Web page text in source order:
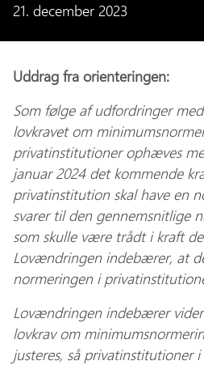
21. december 2023
Uddrag fra orienteringen:
Som følge af udfordringer
lovkravet om
privatinstitutioner ophæves
januar 2024 det kommende
privatinstitution skal have en
svarer til den gennemsnitlige
som skulle være trådt i kraft
Lovændringen indebærer, at
normeringen i
Lovændringen indebærer
lovkrav om
justeres, så privatinstitutioner